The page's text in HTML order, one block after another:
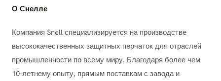
О Снелле
Компания Snell специализируется на производстве
высококачественных защитных перчаток для отраслей
промышленности по всему миру. Благодаря более чем
10-летнему опыту, прямым поставкам с завода и